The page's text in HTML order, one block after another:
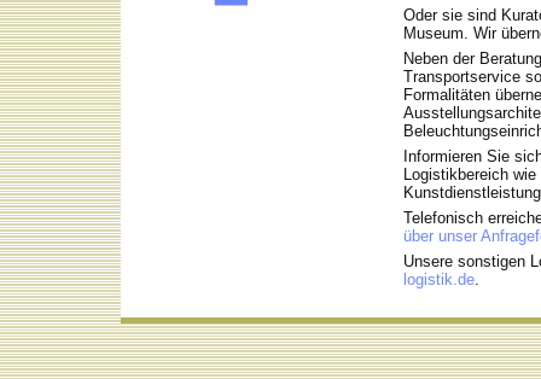
Oder sie sind
Museum. Wir
Neben der
Transportservice
Formalitäten
Informieren Sie
Logistikbereich
Telefonisch
über unser
Unsere sonstigen
logistik.de.